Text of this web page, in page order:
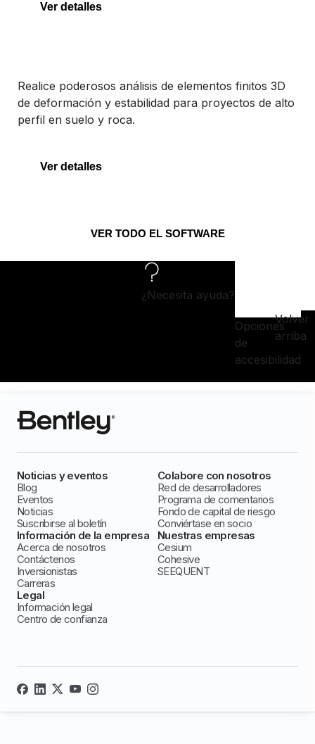
Ver detalles
Realice poderosos análisis de elementos finitos 3D
de deformación y estabilidad para proyectos de alto
perfil en suelo y roca.
Ver detalles
VER TODO EL SOFTWARE
¿Necesita ayuda?
Opciones
de
accesibilidad
Volver
arriba
Noticias y eventos
Blog
Eventos
Noticias
Suscribirse al boletín
Colabore con nosotros
Red de desarrolladores
Programa de comentarios
Fondo de capital de riesgo
Conviértase en socio
Información de la empresa
Acerca de nosotros
Contáctenos
Inversionistas
Carreras
Nuestras empresas
Cesium
Cohesive
SEEQUENT
Legal
Información legal
Centro de confianza